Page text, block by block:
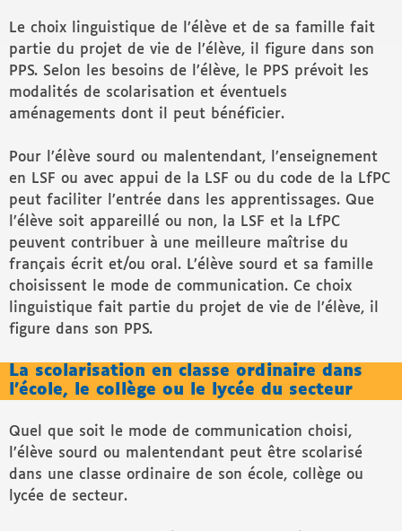
Le choix linguistique de l’élève et de sa famille fait
partie du projet de vie de l’élève, il figure dans son
PPS. Selon les besoins de l’élève, le PPS prévoit les
modalités de scolarisation et éventuels
aménagements dont il peut bénéficier.
Pour l’élève sourd ou malentendant, l’enseignement
en LSF ou avec appui de la LSF ou du code de la LfPC
peut faciliter l’entrée dans les apprentissages. Que
l’élève soit appareillé ou non, la LSF et la LfPC
peuvent contribuer à une meilleure maîtrise du
français écrit et/ou oral. L’élève sourd et sa famille
choisissent le mode de communication. Ce choix
linguistique fait partie du projet de vie de l’élève, il
figure dans son PPS.
La scolarisation en classe ordinaire dans
l’école, le collège ou le lycée du secteur
Quel que soit le mode de communication choisi,
l’élève sourd ou malentendant peut être scolarisé
dans une classe ordinaire de son école, collège ou
lycée de secteur.